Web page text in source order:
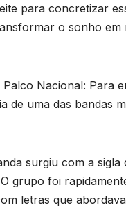
para concretizar
o sonho em
Nacional: Para
uma das bandas
surgiu com a
grupo foi
letras que